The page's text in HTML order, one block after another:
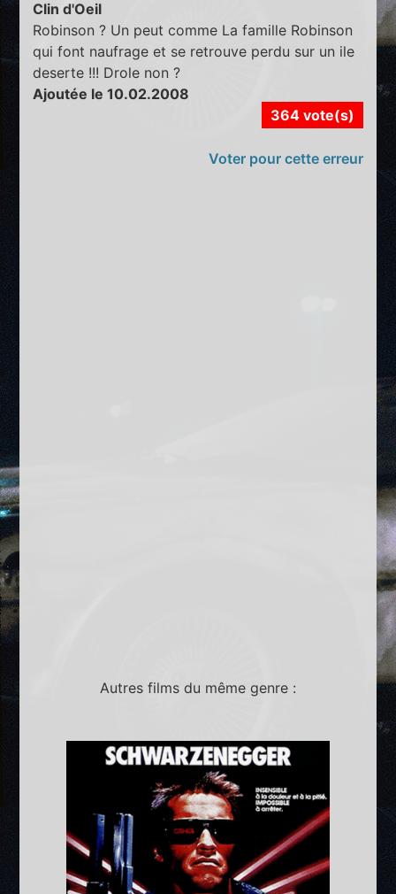
Clin d'Oeil
Robinson ? Un peut comme La famille Robinson
qui font naufrage et se retrouve perdu sur un ile
deserte !!! Drole non ?
Ajoutée le 10.02.2008
364 vote(s)
Voter pour cette erreur
Autres films du même genre :